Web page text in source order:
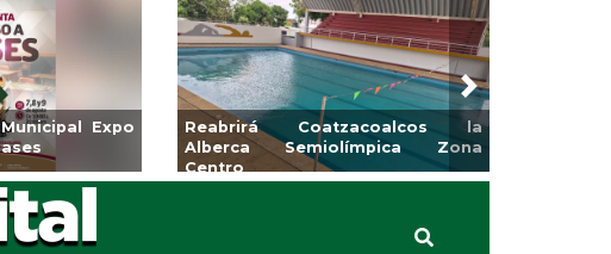
de Veracruz
de Artes “Escena
Aplicará CMAS el Programa de
Tandeo durante agosto
Next